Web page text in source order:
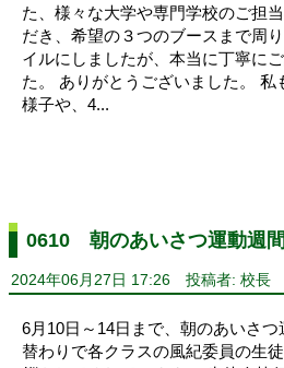
た、様々な大学や専門学校のご担
だき、希望の３つのブースまで周
イルにしましたが、本当に丁寧に
た。 ありがとうございました。
様子や、4...
0610 朝のあいさつ運動週
2024年06月27日 17:26 投稿者: 校長
6月10日～14日まで、朝のあいさ
替わりで各クラスの風紀委員の生